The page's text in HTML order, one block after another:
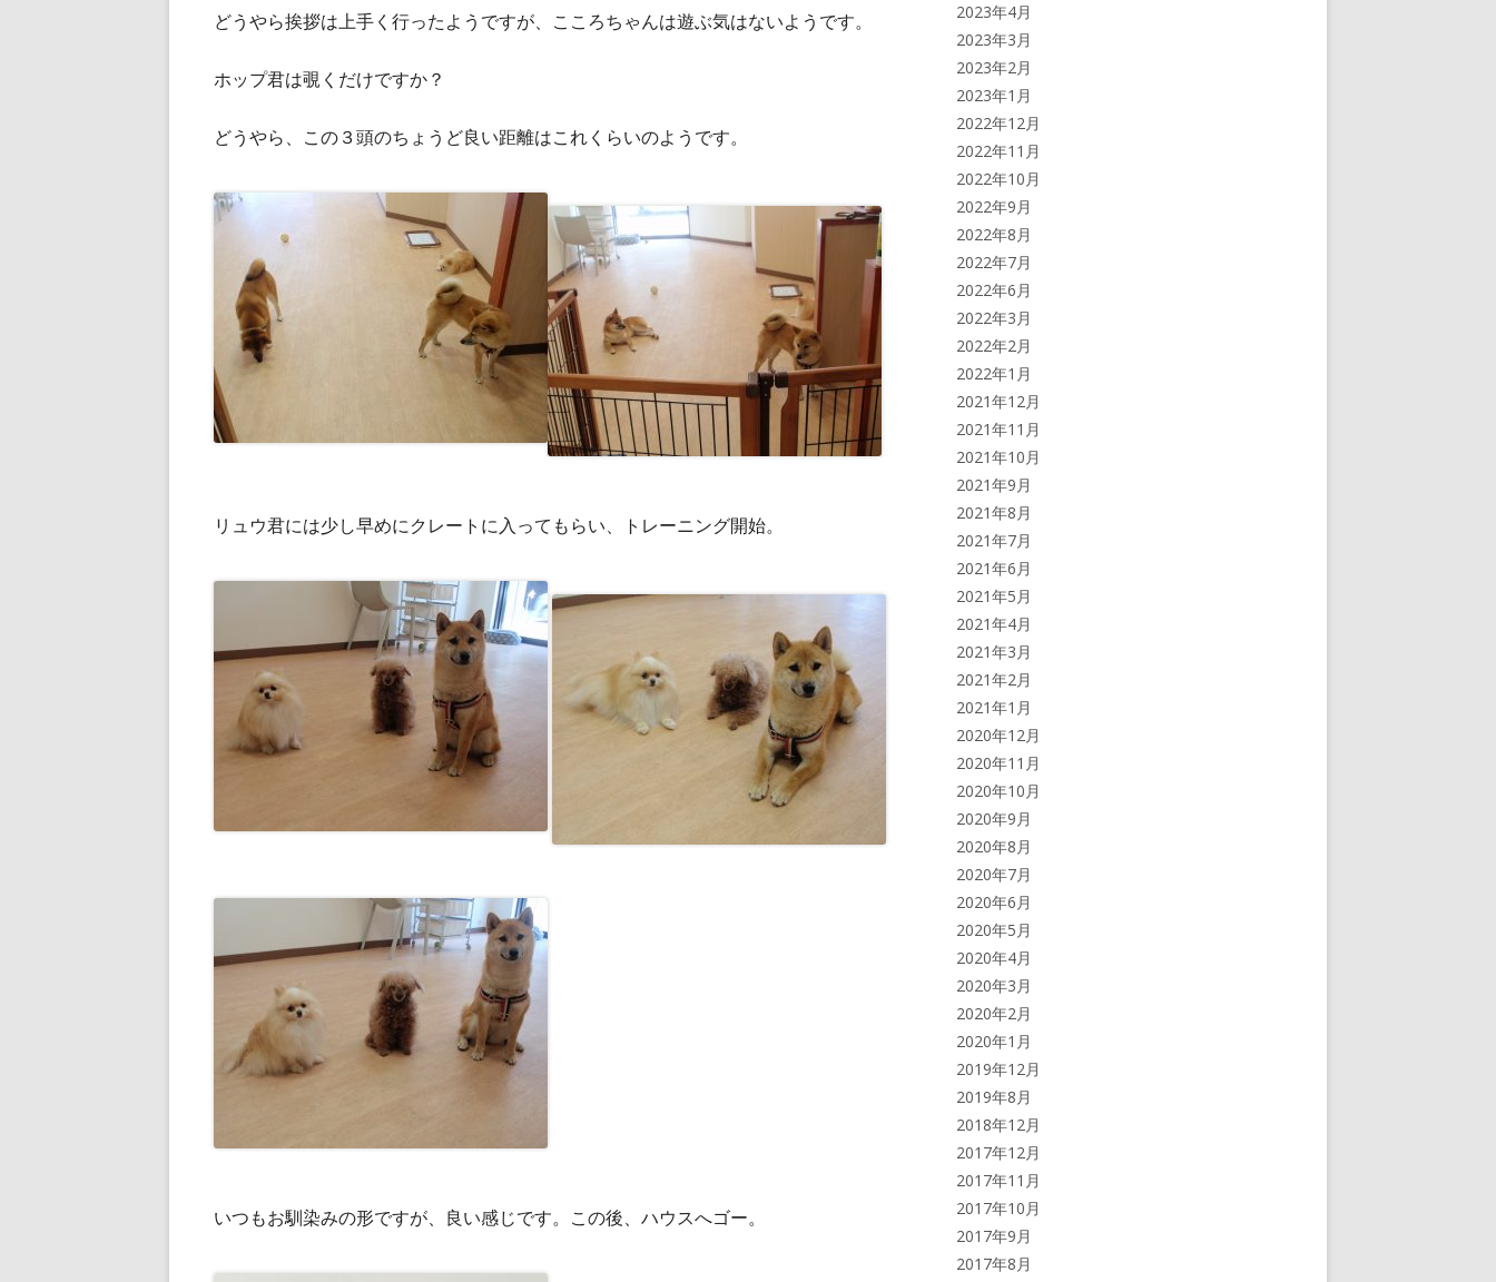
どうやら挨拶は上手く行ったようですが、こころちゃんは遊ぶ気はないようです。
ホップ君は覗くだけですか？
どうやら、この３頭のちょうど良い距離はこれくらいのようです。
リュウ君には少し早めにクレートに入ってもらい、トレーニング開始。
いつもお馴染みの形ですが、良い感じです。この後、ハウスへゴー。
2023年4月
2023年3月
2023年2月
2023年1月
2022年12月
2022年11月
2022年10月
2022年9月
2022年8月
2022年7月
2022年6月
2022年3月
2022年2月
2022年1月
2021年12月
2021年11月
2021年10月
2021年9月
2021年8月
2021年7月
2021年6月
2021年5月
2021年4月
2021年3月
2021年2月
2021年1月
2020年12月
2020年11月
2020年10月
2020年9月
2020年8月
2020年7月
2020年6月
2020年5月
2020年4月
2020年3月
2020年2月
2020年1月
2019年12月
2019年8月
2018年12月
2017年12月
2017年11月
2017年10月
2017年9月
2017年8月